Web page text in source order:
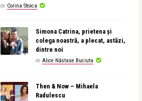
de Corina Stoica
Simona Catrina, prietena și
colega noastră, a plecat, astăzi,
dintre noi
de Alice Năstase Buciuta
Then & Now – Mihaela
Radulescu